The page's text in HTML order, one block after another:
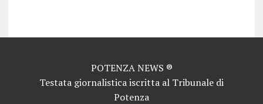
POTENZA NEWS ®
Testata giornalistica iscritta al Tribunale di
Potenza